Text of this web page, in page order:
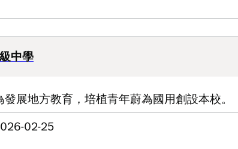
中學
發展地方教育，培植青年蔚為國用創設本校。
02-25